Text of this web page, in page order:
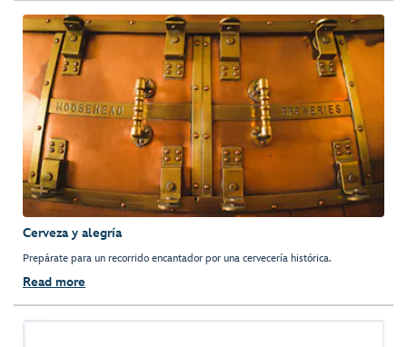
Cerveza y alegría
Prepárate para un recorrido encantador por una cervecería histórica.
Read more